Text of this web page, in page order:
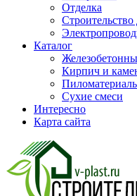
Отделка
Строительство
Каталог
Кирпич и
Сухие смеси
Интересно
Карта сайта